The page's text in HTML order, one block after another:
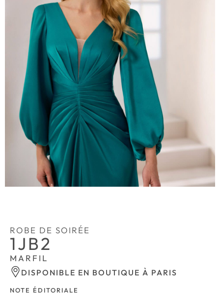
ROBE DE SOIRÉE
1JB2
MARFIL
DISPONIBLE EN BOUTIQUE À PARIS
NOTE ÉDITORIALE